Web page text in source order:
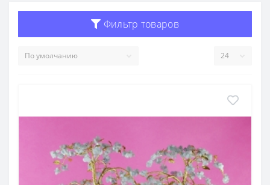
Фильтр товаров